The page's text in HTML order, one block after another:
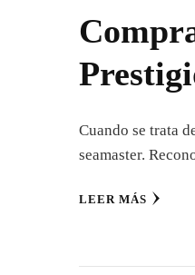
Cuando se trata
seamaster.
LEER MÁS